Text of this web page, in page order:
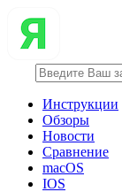
Инструкции
Обзоры
Новости
Сравнение
macOS
IOS